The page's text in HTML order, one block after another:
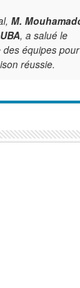
M.
, a salué le
équipes pour
réussie.